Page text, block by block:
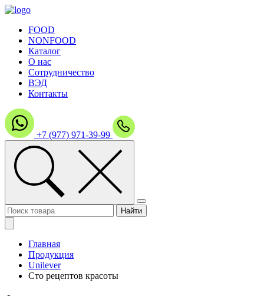
FOOD
NONFOOD
Каталог
О нас
Сотрудничество
ВЭД
Контакты
+7 (977) 971-39-99
Главная
Продукция
Unilever
Сто рецептов красоты